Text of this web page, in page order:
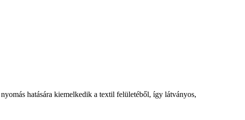
hatására kiemelkedik a textil felületéből, így látványos,